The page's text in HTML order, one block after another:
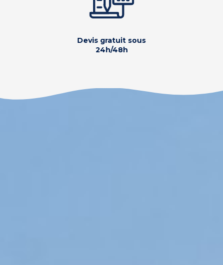
Devis gratuit sous
24h/48h